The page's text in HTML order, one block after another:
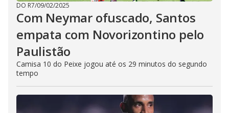
DO R7/09/02/2025
Com Neymar ofuscado, Santos
empata com Novorizontino pelo
Paulistão
Camisa 10 do Peixe jogou até os 29 minutos do segundo
tempo